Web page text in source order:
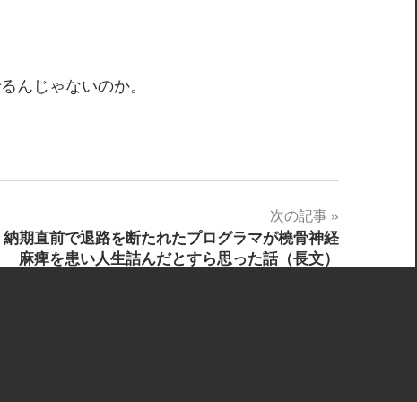
んじゃないのか。
次の記事
納期直前で退路を断たれたプログラマが橈骨神経
麻痺を患い人生詰んだとすら思った話（長文）